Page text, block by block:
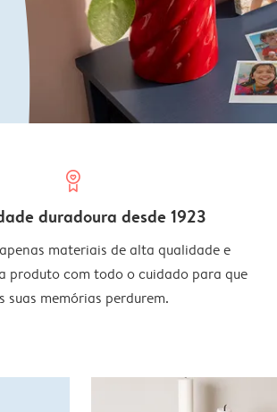
prize
duradoura desde 1923
materiais de alta qualidade e
produto com todo o cuidado para que
suas memórias perdurem.